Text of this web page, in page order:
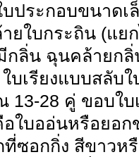
ประกอบขนาดเ
ยใบกระถิน (แย
ลิ่น ฉุนคล้ายกลิ่
บเรียงแบบสลับ
13-28 คู่ ขอบใ
ใบออ่นหรือยอก
ซอกกิ่ง สีขาวห